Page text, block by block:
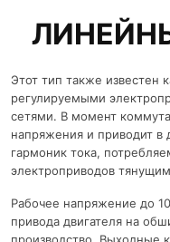
Этот тип также известен
регулируемыми
сетями. В момент
напряжения и приводит в
гармоник тока,
электроприводов
Рабочее напряжение до
привода двигателя на